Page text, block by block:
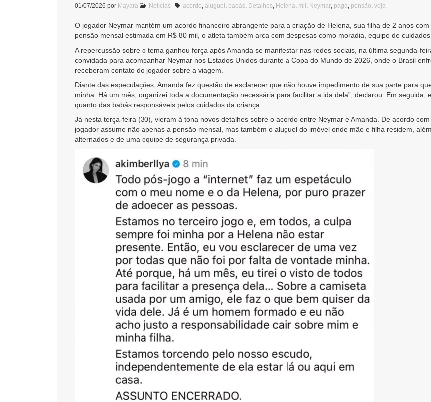
01/07/2026 por Mayara Notícias acordo, aluguel , babás, Detalhes, Helena, mil , Neymar, paga, pensão, veja
O jogador Neymar mantém um acordo financeiro abrangente para a criação de Helena, sua filha de 2 anos
pensão mensal estimada em R$ 80 mil, o atleta também arca com despesas como moradia, equipe de
A repercussão sobre o tema ganhou força após Amanda se manifestar nas redes sociais, na última segunda-
convidada para acompanhar Neymar nos Estados Unidos durante a Copa do Mundo de 2026, onde o Brasil
receberam contato do jogador sobre a viagem.
Diante das especulações, Amanda fez questão de esclarecer que não houve impedimento de sua parte para
minha. Há um mês, organizei toda a documentação necessária para facilitar a ida dela”, declarou. Em seguida,
quanto das babás responsáveis pelos cuidados da criança.
Já nesta terça-feira (30), vieram à tona novos detalhes sobre o acordo entre Neymar e Amanda. De acordo
jogador assume não apenas a pensão mensal, mas também o aluguel do imóvel onde mãe e filha residem,
alternados e de uma equipe de segurança privada.